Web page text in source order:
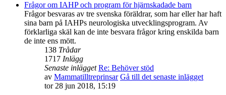
Frågor om IAHP och program för hjärnskadade barn
Frågor besvaras av tre svenska föräldrar, som har eller har haft
sina barn på IAHPs neurologiska utvecklingsprogram. Av
förklarliga skäl kan de inte besvara frågor kring enskilda barn
de inte ens mött.
138 Trådar
1717 Inlägg
Senaste inlägget Re: Behöver stöd
av Mammatilltreprinsar Gå till det senaste inlägget
tor 28 jun 2018, 15:19